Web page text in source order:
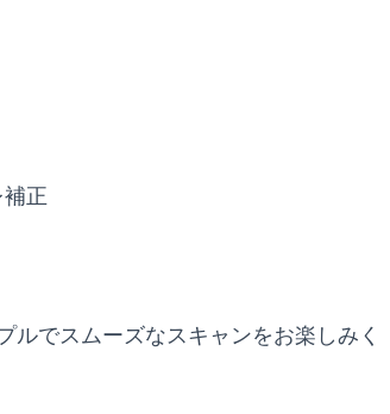
正
ルでスムーズなスキャンをお楽しみく